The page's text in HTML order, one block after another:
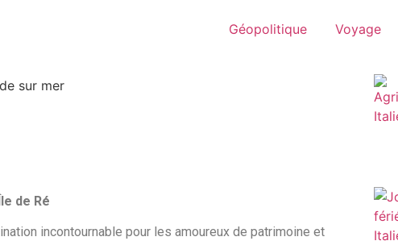
Géopolitique Voyage
de Ré
incontournable pour les amoureux de patrimoine et